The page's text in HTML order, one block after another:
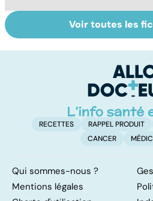
L'eau, source de
vie
La
Voir toutes les
RECETTES RAPPEL PRODUIT
CANCER
Qui sommes-nous ?
Mentions légales